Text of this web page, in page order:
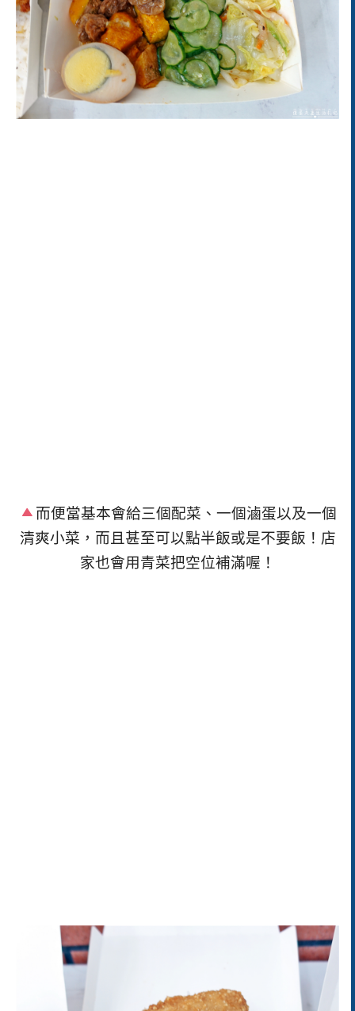
而便當基本會給三個配菜、一個滷蛋以及一個
清爽小菜，而且甚至可以點半飯或是不要飯！店
家也會用青菜把空位補滿喔！